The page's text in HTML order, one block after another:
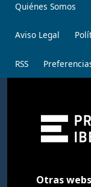
Quiénes Somos
Aviso Legal
RSS
Otras